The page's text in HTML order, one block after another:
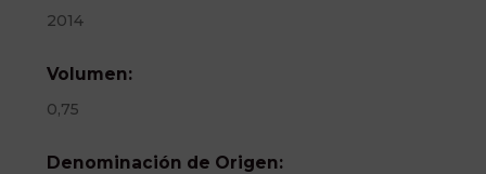
2014
Volumen:
0,75
Denominación de Origen: